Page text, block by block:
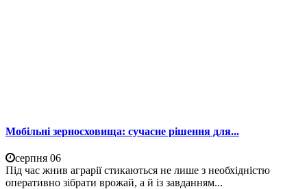
Мобільні зерносховища: сучасне рішення для...
серпня 06
Під час жнив аграрії стикаються не лише з необхідністю
оперативно зібрати врожай, а й із завданням...